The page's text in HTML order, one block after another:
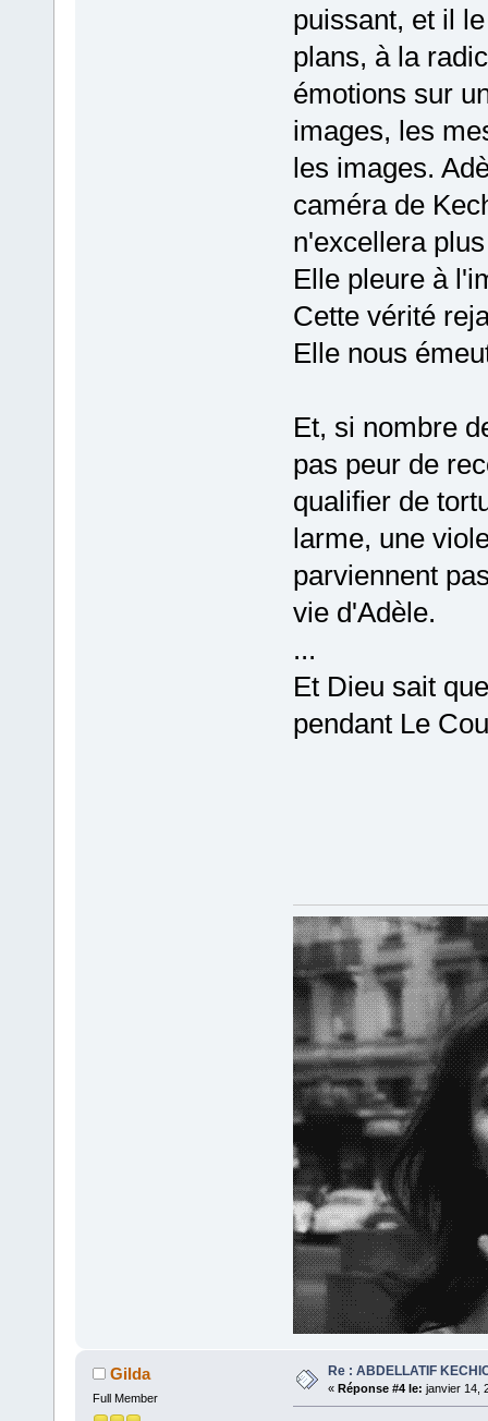
puissant, et il
plans, à la
émotions sur
images, les
les images.
caméra de
n'excellera
Elle pleure à
Cette vérité
Elle nous
Et, si nombre
pas peur de
qualifier de
larme, une
parviennent
vie d'Adèle.
...
Et Dieu sait
pendant Le
Gilda
Full Member
Re : ABDELLATIF
« Réponse #4 le: janvier 14,